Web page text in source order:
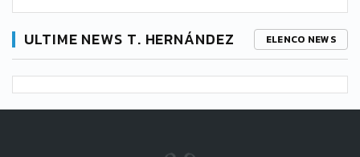
ULTIME NEWS T. HERNÁNDEZ ELENCO NEWS